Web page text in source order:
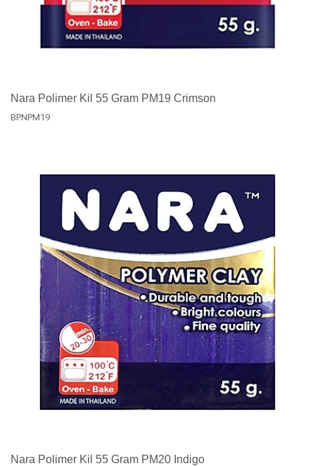
Nara Polimer Kil 55 Gram PM19 Crimson
BPNPM19
Nara Polimer Kil 55 Gram PM20 Indigo